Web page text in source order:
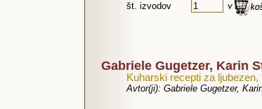
št. izvodov
Gabriele Gugetzer, Karin
Kuharski recepti za
Avtor(ji): Gabriele Gugetzer,